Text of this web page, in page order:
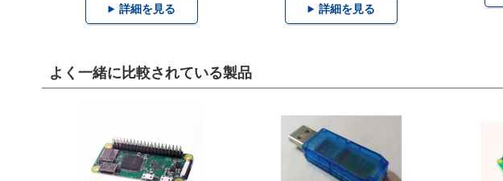
詳細を見る 詳細を見る
よく一緒に比較されている製品